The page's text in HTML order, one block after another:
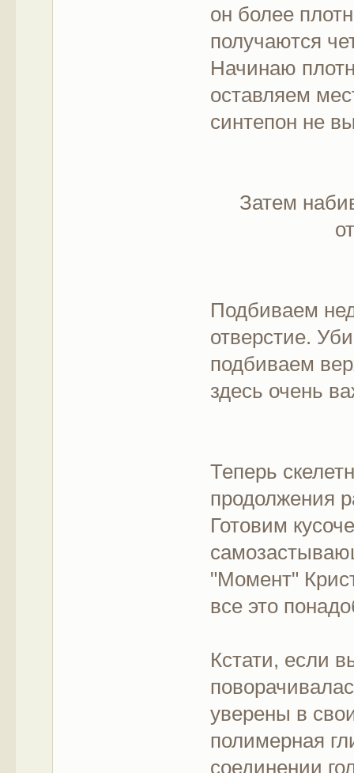
он более
получаются
Начинаю
оставляем
синтепон не
Затем
Подбиваем
отверстие.
подбиваем
здесь очень
Теперь
продолжения
Готовим
"Момент"
все это
Кстати, если
уверены в
полимерная
соединении